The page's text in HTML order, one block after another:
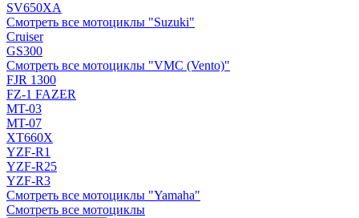
SV650XA
Смотреть все мотоциклы "Suzuki"
Cruiser
GS300
Смотреть все мотоциклы "VMC (Vento)"
FJR 1300
FZ-1 FAZER
MT-03
MT-07
XT660X
YZF-R1
YZF-R25
YZF-R3
Смотреть все мотоциклы "Yamaha"
Смотреть все мотоциклы